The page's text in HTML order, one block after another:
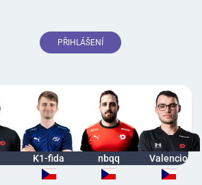
PŘIHLÁŠENÍ
K1-fida nbqq Valencio